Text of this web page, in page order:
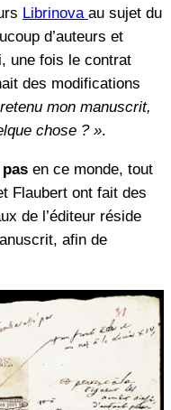
Librinova au sujet du
d’auteurs et
une fois le contrat
des modifications
mon manuscrit,
chose ? ».
en ce monde, tout
Flaubert ont fait des
de l’éditeur réside
afin de